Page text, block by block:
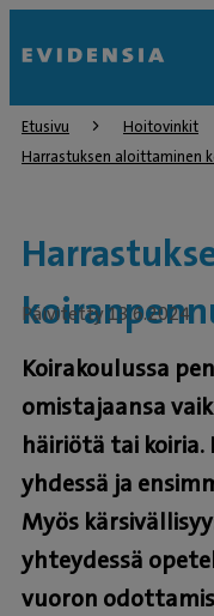
Etusivu Hoitovinkit
Harrastuksen aloittaminen
Päivitetty 13.6.2024
Koirakoulussa
omistajaansa
häiriötä tai koiria.
yhdessä ja
Myös
yhteydessä
vuoron